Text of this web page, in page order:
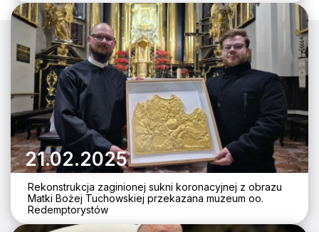
21.02.2025
Rekonstrukcja zaginionej sukni koronacyjnej z obrazu
Matki Bożej Tuchowskiej przekazana muzeum oo.
Redemptorystów